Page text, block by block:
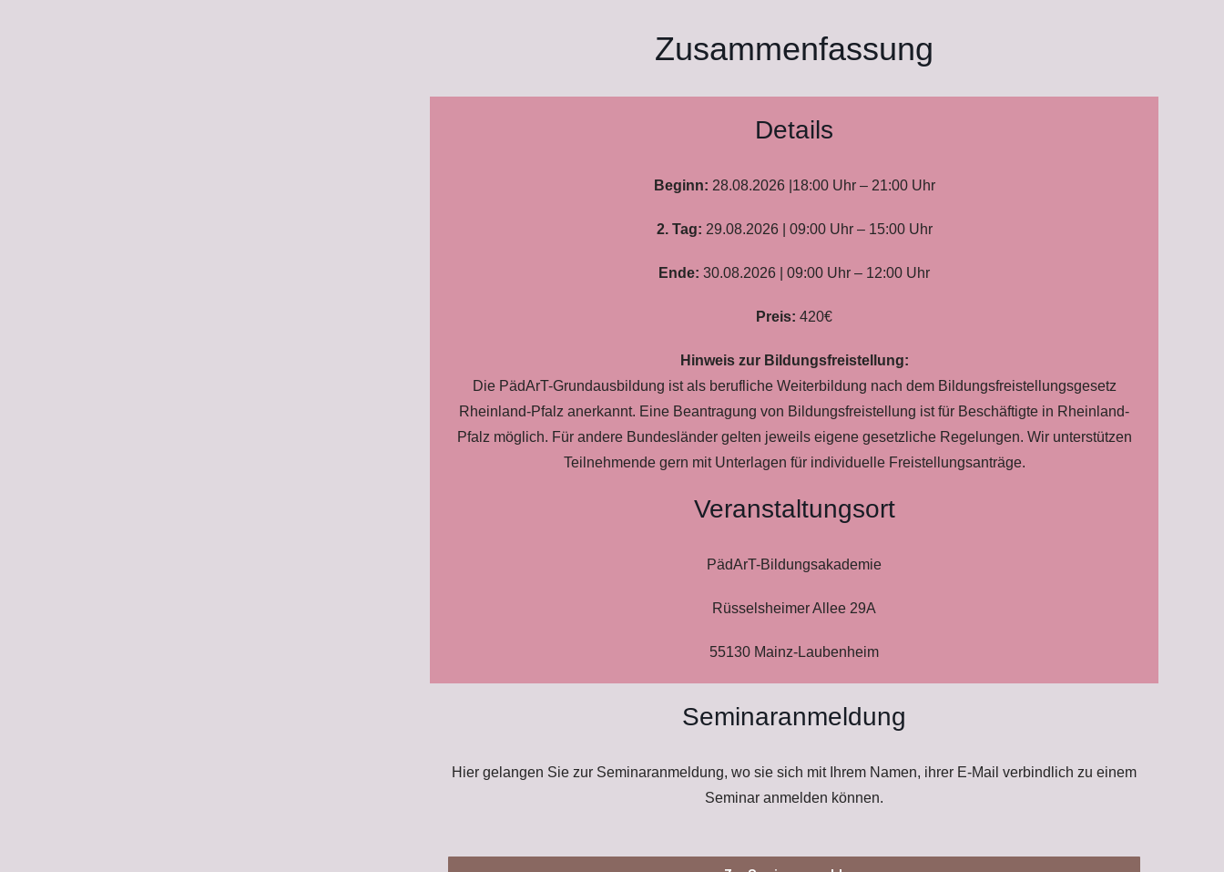
Zusammenfassung
Details
Beginn: 28.08.2026 |18:00 Uhr – 21:00 Uhr
2. Tag: 29.08.2026 | 09:00 Uhr – 15:00 Uhr
Ende: 30.08.2026 | 09:00 Uhr – 12:00 Uhr
Preis: 420€
Hinweis zur Bildungsfreistellung:
Die PädArT-Grundausbildung ist als berufliche Weiterbildung nach dem Bildungsfreistellungsgesetz
Rheinland-Pfalz anerkannt. Eine Beantragung von Bildungsfreistellung ist für Beschäftigte in Rheinland-
Pfalz möglich. Für andere Bundesländer gelten jeweils eigene gesetzliche Regelungen. Wir unterstützen
Teilnehmende gern mit Unterlagen für individuelle Freistellungsanträge.
Veranstaltungsort
PädArT-Bildungsakademie
Rüsselsheimer Allee 29A
55130 Mainz-Laubenheim
Seminaranmeldung
Hier gelangen Sie zur Seminaranmeldung, wo sie sich mit Ihrem Namen, ihrer E-Mail verbindlich zu einem
Seminar anmelden können.